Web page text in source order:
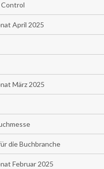
Control
April 2025
März 2025
die Buchbranche
Februar 2025